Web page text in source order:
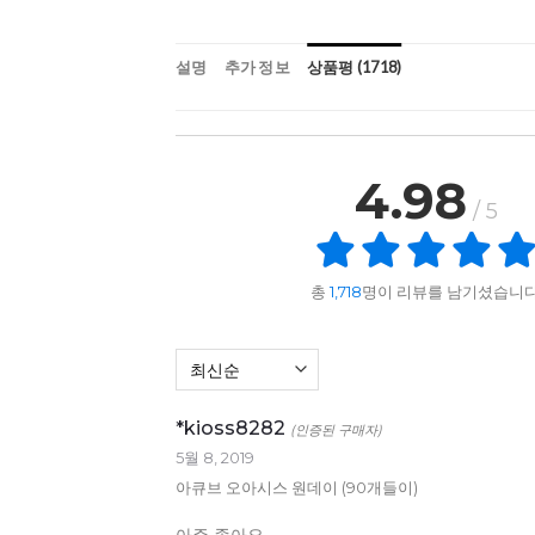
설명 추가 정보 상품평 (1718)
4.98 / 5
총1,718명이 리뷰를 남기셨습니
*kioss8282 (인증된 구매자)
5월 8, 2019
아큐브 오아시스 원데이 (90개들이)